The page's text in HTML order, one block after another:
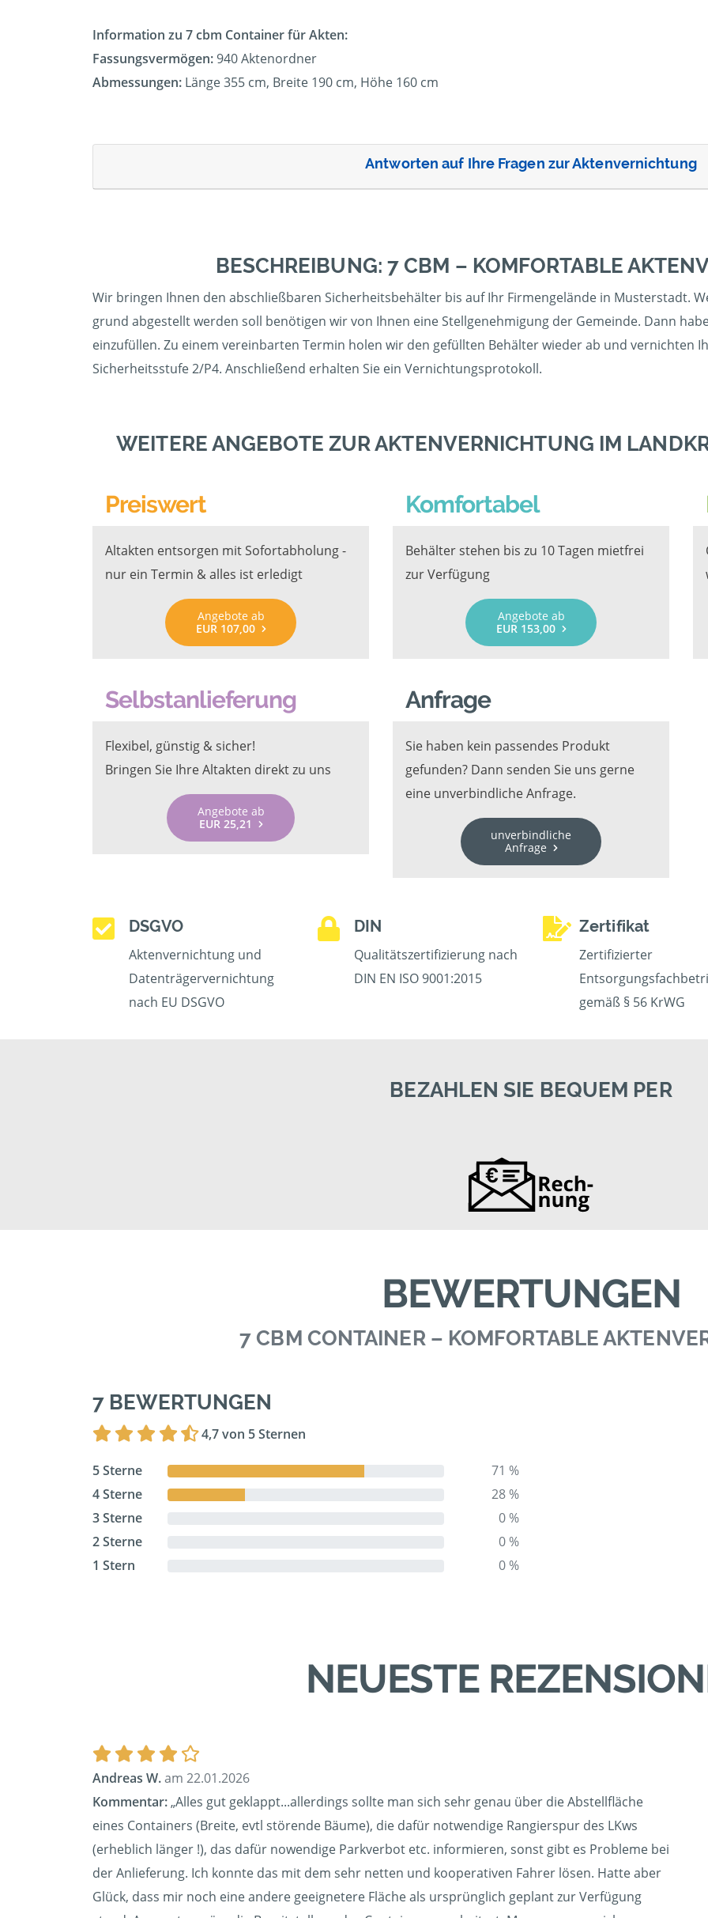
Information zu 7 cbm Container für Akten:
Fassungsvermögen: 940 Aktenordner
Abmessungen: Länge 355 cm, Breite 190 cm, Höhe 160 cm
Antworten auf Ihre Fragen zur Aktenvernichtung
BESCHREIBUNG: 7 CBM – KOMFORTABLE
Wir bringen Ihnen den abschließbaren Sicherheitsbehälter bis auf Ihr Firmengelände in Musterstadt.
grund abgestellt werden soll benötigen wir von Ihnen eine Stellgenehmigung der Gemeinde. Dann
einzufüllen. Zu einem vereinbarten Termin holen wir den gefüllten Behälter wieder ab und vernichten
Sicherheitsstufe 2/P4. Anschließend erhalten Sie ein Vernichtungsprotokoll.
WEITERE ANGEBOTE ZUR AKTENVERNICHTUNG IM
Preiswert
Altakten entsorgen mit Sofortabholung -
nur ein Termin & alles ist erledigt
Angebote ab
EUR 107,00
Komfortabel
Behälter stehen bis zu 10 Tagen mietfrei
zur Verfügung
Angebote ab
EUR 153,00
Selbstanlieferung
Flexibel, günstig & sicher!
Bringen Sie Ihre Altakten direkt zu uns
Angebote ab
EUR 25,21
Anfrage
Sie haben kein passendes Produkt
gefunden? Dann senden Sie uns gerne
eine unverbindliche Anfrage.
unverbindliche
Anfrage
DSGVO
Aktenvernichtung und
Datenträgervernichtung
nach EU DSGVO
DIN
Qualitätszertifizierung nach
DIN EN ISO 9001:2015
Zertifikat
Zertifizierter
gemäß § 56 KrWG
BEZAHLEN SIE BEQUEM PER
BEWERTUNGEN
7 CBM CONTAINER – KOMFORTABLE
7 BEWERTUNGEN
4,7 von 5 Sternen
5 Sterne
71 %
4 Sterne
28 %
3 Sterne
0 %
2 Sterne
0 %
1 Stern
0 %
NEUESTE
Andreas W.am 22.01.2026
Kommentar:„Alles gut geklappt...allerdings sollte man sich sehr genau über die Abstellfläche
eines Containers (Breite, evtl störende Bäume), die dafür notwendige Rangierspur des LKws
(erheblich länger !), das dafür nowendige Parkverbot etc. informieren, sonst gibt es Probleme bei
der Anlieferung. Ich konnte das mit dem sehr netten und kooperativen Fahrer lösen. Hatte aber
Glück, dass mir noch eine andere geeignetere Fläche als ursprünglich geplant zur Verfügung